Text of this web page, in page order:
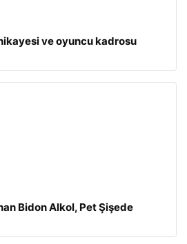
ve oyuncu kadrosu
Bidon Alkol, Pet Şişede